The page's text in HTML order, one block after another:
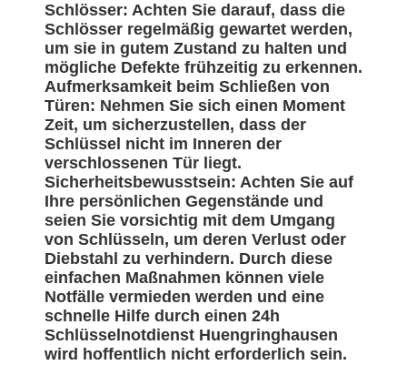
Schlösser: Achten Sie darauf, dass die
Schlösser regelmäßig gewartet werden,
um sie in gutem Zustand zu halten und
mögliche Defekte frühzeitig zu erkennen.
Aufmerksamkeit beim Schließen von
Türen: Nehmen Sie sich einen Moment
Zeit, um sicherzustellen, dass der
Schlüssel nicht im Inneren der
verschlossenen Tür liegt.
Sicherheitsbewusstsein: Achten Sie auf
Ihre persönlichen Gegenstände und
seien Sie vorsichtig mit dem Umgang
von Schlüsseln, um deren Verlust oder
Diebstahl zu verhindern. Durch diese
einfachen Maßnahmen können viele
Notfälle vermieden werden und eine
schnelle Hilfe durch einen 24h
Schlüsselnotdienst Huengringhausen
wird hoffentlich nicht erforderlich sein.